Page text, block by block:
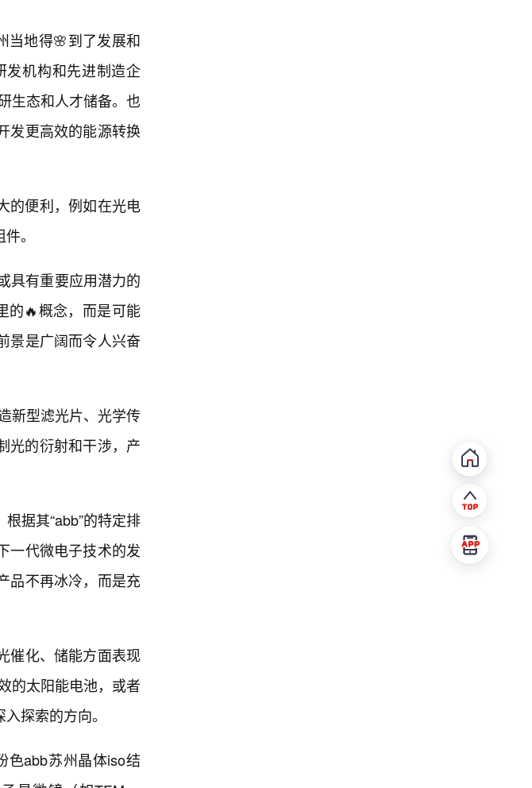
当地得🌸到了发展和
发机构和先进制造企
生态和人才储备。也
发更高效的能源转换
的便利，例如在光电
。
具有重要应用潜力的
的🔥概念，而是可能
景是广阔而令人兴奋
新型滤光片、光学传
光的衍射和干涉，产
据其“abb”的特定排
一代微电子技术的发
品不再冰冷，而是充
催化、储能方面表现
的太阳能电池，或者
探索的方向。
色abb苏州晶体iso结